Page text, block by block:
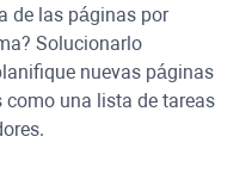
de las páginas por
Solucionarlo
nuevas páginas
como una lista de tareas